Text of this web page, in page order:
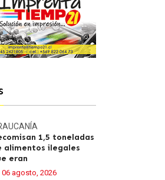
1,5 toneladas
alimentos ilegales
eran
06 agosto, 2026